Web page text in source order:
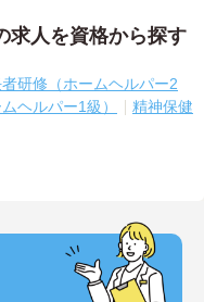
求人を資格から探す
研修（ホームヘルパー2
ヘルパー1級）
精神保健